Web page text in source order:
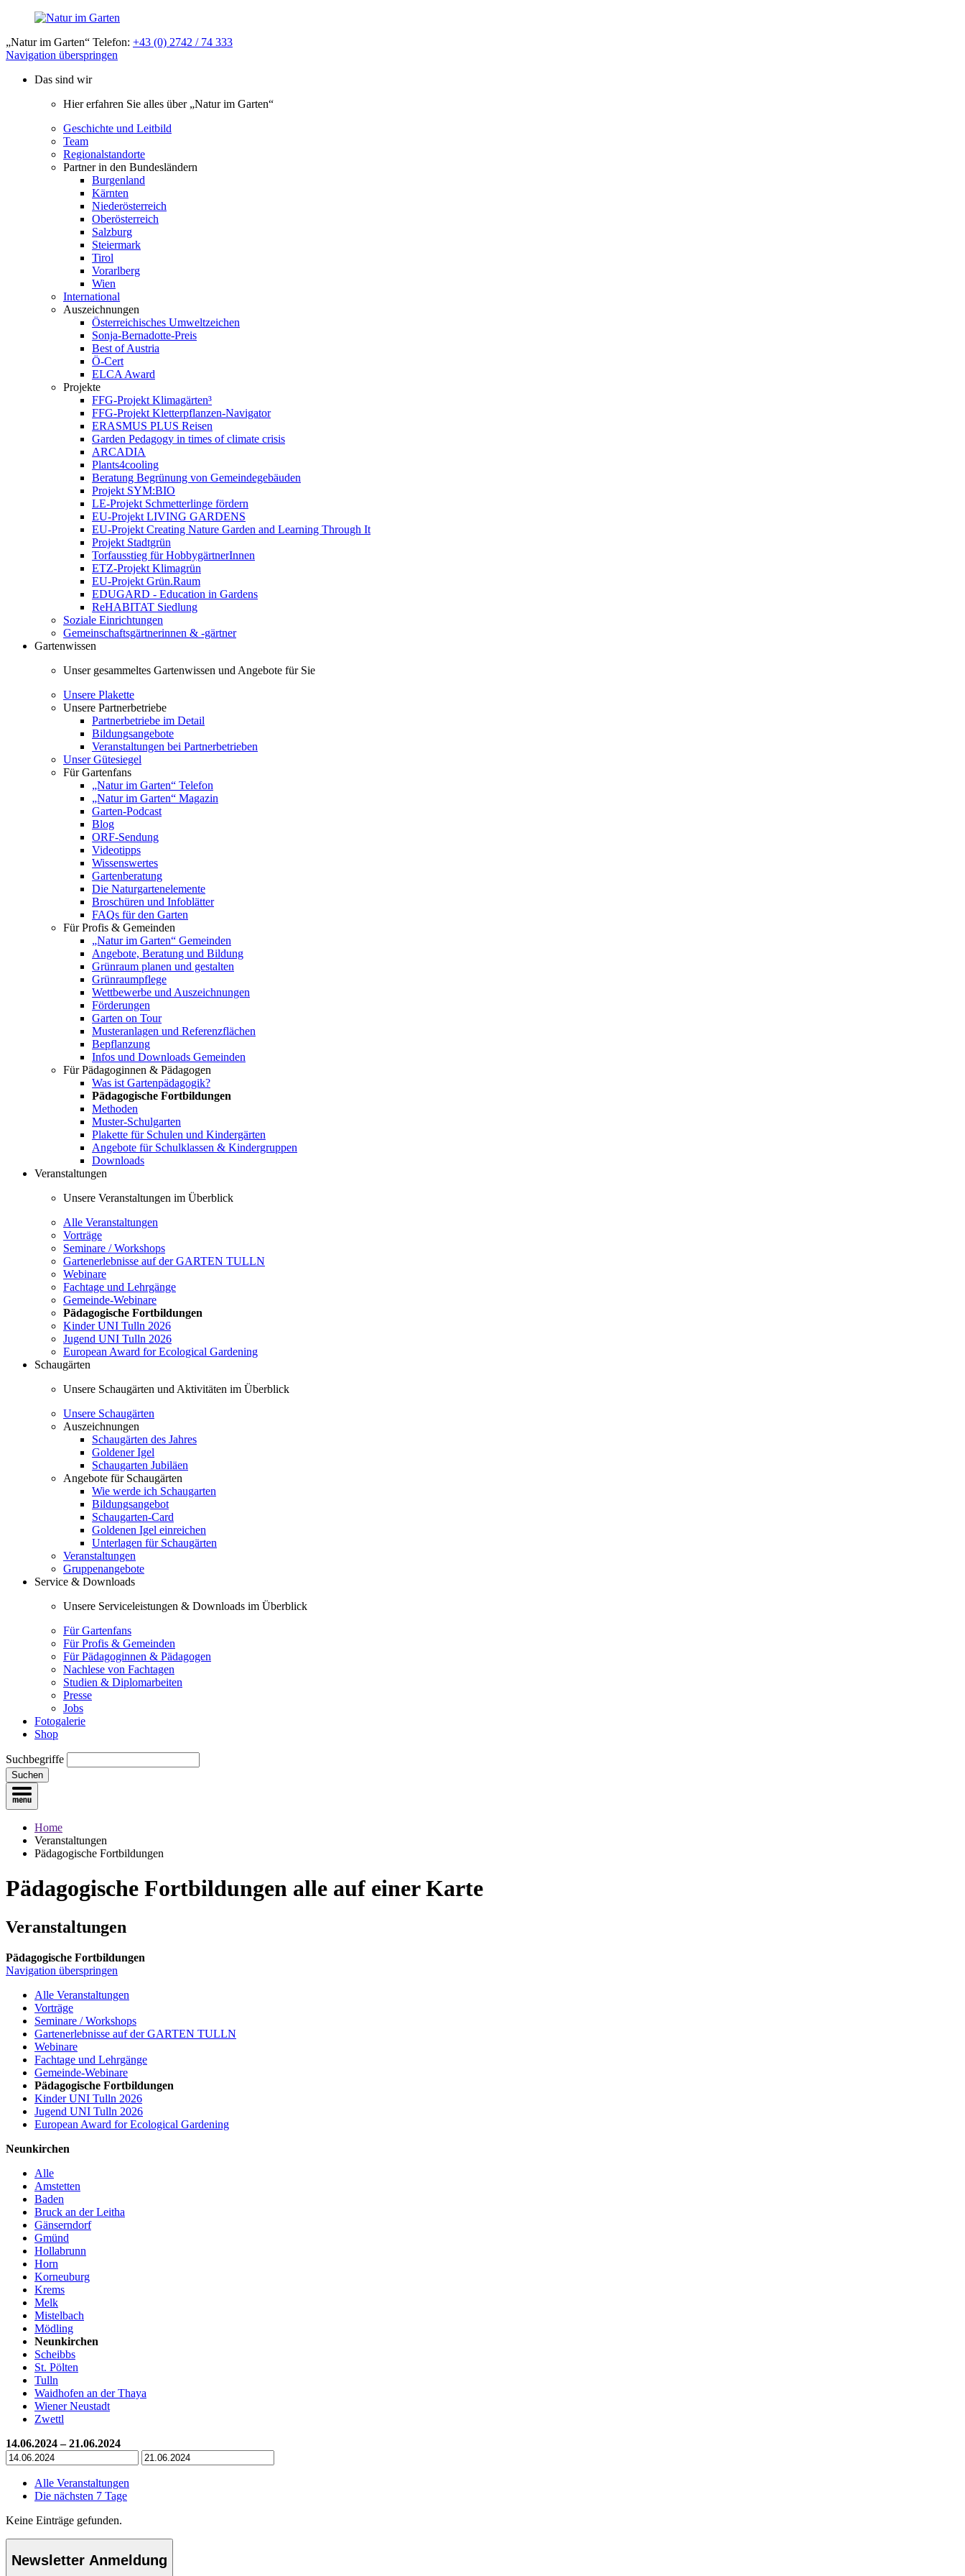
„Natur im Garten“ Telefon: +43 (0) 2742 / 74 333
Navigation überspringen
Das sind wir
Hier erfahren Sie alles über „Natur im Garten“
Geschichte und Leitbild
Team
Regionalstandorte
Partner in den Bundesländern
Burgenland
Kärnten
Niederösterreich
Oberösterreich
Salzburg
Steiermark
Tirol
Vorarlberg
Wien
International
Auszeichnungen
Österreichisches Umweltzeichen
Sonja-Bernadotte-Preis
Best of Austria
Ö-Cert
ELCA Award
Projekte
FFG-Projekt Klimagärten³
FFG-Projekt Kletterpflanzen-Navigator
ERASMUS PLUS Reisen
Garden Pedagogy in times of climate crisis
ARCADIA
Plants4cooling
Beratung Begrünung von Gemeindegebäuden
Projekt SYM:BIO
LE-Projekt Schmetterlinge fördern
EU-Projekt LIVING GARDENS
EU-Projekt Creating Nature Garden and Learning Through It
Projekt Stadtgrün
Torfausstieg für HobbygärtnerInnen
ETZ-Projekt Klimagrün
EU-Projekt Grün.Raum
EDUGARD - Education in Gardens
ReHABITAT Siedlung
Soziale Einrichtungen
Gemeinschaftsgärtnerinnen & -gärtner
Gartenwissen
Unser gesammeltes Gartenwissen und Angebote für Sie
Unsere Plakette
Unsere Partnerbetriebe
Partnerbetriebe im Detail
Bildungsangebote
Veranstaltungen bei Partnerbetrieben
Unser Gütesiegel
Für Gartenfans
„Natur im Garten“ Telefon
„Natur im Garten“ Magazin
Garten-Podcast
Blog
ORF-Sendung
Videotipps
Wissenswertes
Gartenberatung
Die Naturgartenelemente
Broschüren und Infoblätter
FAQs für den Garten
Für Profis & Gemeinden
„Natur im Garten“ Gemeinden
Angebote, Beratung und Bildung
Grünraum planen und gestalten
Grünraumpflege
Wettbewerbe und Auszeichnungen
Förderungen
Garten on Tour
Musteranlagen und Referenzflächen
Bepflanzung
Infos und Downloads Gemeinden
Für Pädagoginnen & Pädagogen
Was ist Gartenpädagogik?
Pädagogische Fortbildungen
Methoden
Muster-Schulgarten
Plakette für Schulen und Kindergärten
Angebote für Schulklassen & Kindergruppen
Downloads
Veranstaltungen
Unsere Veranstaltungen im Überblick
Alle Veranstaltungen
Vorträge
Seminare / Workshops
Gartenerlebnisse auf der GARTEN TULLN
Webinare
Fachtage und Lehrgänge
Gemeinde-Webinare
Pädagogische Fortbildungen
Kinder UNI Tulln 2026
Jugend UNI Tulln 2026
European Award for Ecological Gardening
Schaugärten
Unsere Schaugärten und Aktivitäten im Überblick
Unsere Schaugärten
Auszeichnungen
Schaugärten des Jahres
Goldener Igel
Schaugarten Jubiläen
Angebote für Schaugärten
Wie werde ich Schaugarten
Bildungsangebot
Schaugarten-Card
Goldenen Igel einreichen
Unterlagen für Schaugärten
Veranstaltungen
Gruppenangebote
Service & Downloads
Unsere Serviceleistungen & Downloads im Überblick
Für Gartenfans
Für Profis & Gemeinden
Für Pädagoginnen & Pädagogen
Nachlese von Fachtagen
Studien & Diplomarbeiten
Presse
Jobs
Fotogalerie
Shop
Suchbegriffe
Suchen
Home
Veranstaltungen
Pädagogische Fortbildungen
Pädagogische Fortbildungen alle auf einer Karte
Veranstaltungen
Pädagogische Fortbildungen
Navigation überspringen
Alle Veranstaltungen
Vorträge
Seminare / Workshops
Gartenerlebnisse auf der GARTEN TULLN
Webinare
Fachtage und Lehrgänge
Gemeinde-Webinare
Pädagogische Fortbildungen
Kinder UNI Tulln 2026
Jugend UNI Tulln 2026
European Award for Ecological Gardening
Neunkirchen
Alle
Amstetten
Baden
Bruck an der Leitha
Gänserndorf
Gmünd
Hollabrunn
Horn
Korneuburg
Krems
Melk
Mistelbach
Mödling
Neunkirchen
Scheibbs
St. Pölten
Tulln
Waidhofen an der Thaya
Wiener Neustadt
Zwettl
14.06.2024 – 21.06.2024
Alle Veranstaltungen
Die nächsten 7 Tage
Keine Einträge gefunden.
Newsletter Anmeldung